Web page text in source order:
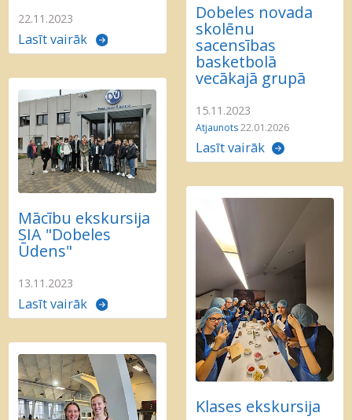
22.11.2023
Lasīt vairāk
Dobeles novada
skolēnu
sacensības
basketbolā
vecākajā grupā
15.11.2023
Atjaunots22.01.2026
Lasīt vairāk
Mācību ekskursija
SIA "Dobeles
Ūdens"
13.11.2023
Lasīt vairāk
Klases ekskursija